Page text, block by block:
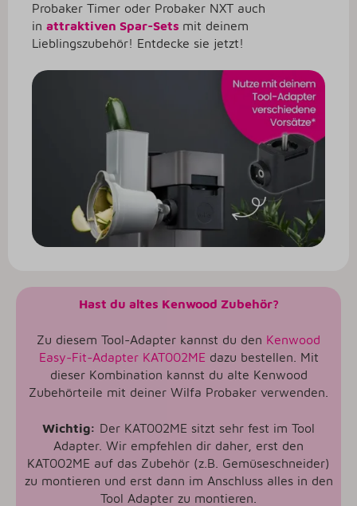
Probaker Timer oder Probaker NXT auch
in attraktiven Spar-Sets mit deinem
Lieblingszubehör! Entdecke sie jetzt!
Hast du altes Kenwood Zubehör?
Zu diesem Tool-Adapter kannst du den Kenwood
Easy-Fit-Adapter KAT002ME dazu bestellen. Mit
dieser Kombination kannst du alte Kenwood
Zubehörteile mit deiner Wilfa Probaker verwenden.
Wichtig: Der KAT002ME sitzt sehr fest im Tool
Adapter. Wir empfehlen dir daher, erst den
KAT002ME auf das Zubehör (z.B. Gemüseschneider)
zu montieren und erst dann im Anschluss alles in den
Tool Adapter zu montieren.